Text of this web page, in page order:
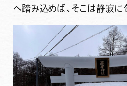
へ踏み込めば、そこは静寂に